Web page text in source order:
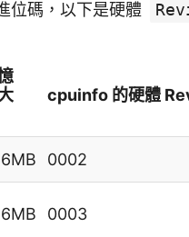
位碼，以下是硬體
cpuinfo 的硬體
0002
0003